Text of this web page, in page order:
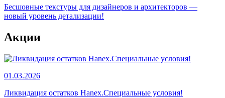
Бесшовные текстуры для дизайнеров и архитекторов —
новый уровень детализации!
Акции
01.03.2026
Ликвидация остатков Hanex.Специальные условия!